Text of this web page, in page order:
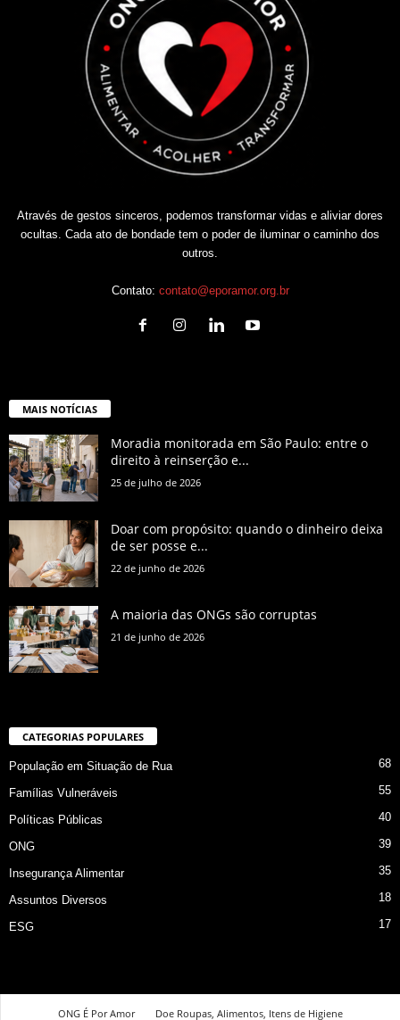
Através de gestos sinceros, podemos transformar vidas e aliviar dores
ocultas. Cada ato de bondade tem o poder de iluminar o caminho dos
outros.
Contato: contato@eporamor.org.br
MAIS NOTÍCIAS
Moradia monitorada em São Paulo: entre o
direito à reinserção e...
25 de julho de 2026
Doar com propósito: quando o dinheiro deixa
de ser posse e...
22 de junho de 2026
A maioria das ONGs são corruptas
21 de junho de 2026
CATEGORIAS POPULARES
População em Situação de Rua 68
Famílias Vulneráveis 55
Políticas Públicas 40
ONG 39
Insegurança Alimentar 35
Assuntos Diversos 18
ESG 17
ONG É Por Amor Doe Roupas, Alimentos, Itens de Higiene